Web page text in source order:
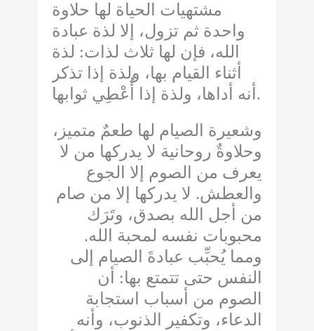
مشتهيات الحياة لها حلاوة
واحدة ثم تزول، إلا لذة عبادة
الله، فإن لها ثلاث لذات: لذة
أثناء القيام بها، ولذة إذا تذكر
أنه أداها، ولذة إذا أُعْطِي ثوابها .
وشعيرة الصيام لها طعمٌ متميز،
وحلاوةٌ روحانية لا يدركها من لا
يعرف من الصوم إلا الجوع
والعطش. لا يدركها إلا من صام
من أجل الله بصدق، وتَرَك
محبوبات نفسه لمحبة الله.
ومما يُحبِّب عبادةَ الصيام إلى
النفس حتى تتمتع بها:
أن
الصوم من أسباب استجابة
الدعاء، وتكفير الذنوب، وأنه